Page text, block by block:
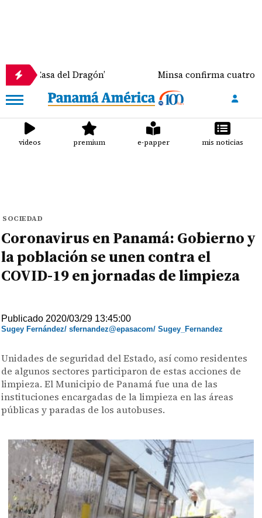
del Dragón’ Minsa confirma cuatro casos de
videos premium e-papper mis noticias
SOCIEDAD
Coronavirus en Panamá: Gobierno y
la población se unen contra el
COVID-19 en jornadas de limpieza
Publicado 2020/03/29 13:45:00
Sugey Fernández/ sfernandez@epasacom/ Sugey_Fernandez
Unidades de seguridad del Estado, así como residentes
de algunos sectores participaron de estas acciones de
limpieza. El Municipio de Panamá fue una de las
instituciones encargadas de la limpieza en las áreas
públicas y paradas de los autobuses.